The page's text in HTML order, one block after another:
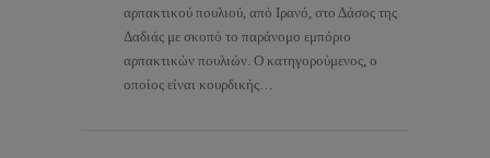
αρπακτικού πουλιού, από Ιρανό, στο Δάσος της
Δαδιάς με σκοπό το παράνομο εμπόριο
αρπακτικών πουλιών. Ο κατηγορούμενος, ο
οποίος είναι κουρδικής…